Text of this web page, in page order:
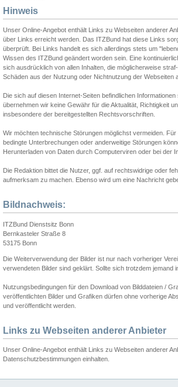
Hinweis
Unser Online-Angebot enthält Links zu Webseiten anderer
über Links erreicht werden. Das ITZBund hat diese Links
überprüft. Bei Links handelt es sich allerdings stets um
Wissen des ITZBund geändert worden sein. Eine
sich ausdrücklich von allen Inhalten, die möglicherweise
Schäden aus der Nutzung oder Nichtnutzung der Webseiten
Die sich auf diesen Internet-Seiten befindlichen
übernehmen wir keine Gewähr für die Aktualität, Richtigkeit
insbesondere der bereitgestellten Rechtsvorschriften.
Wir möchten technische Störungen möglichst vermeiden.
bedingte Unterbrechungen oder anderweitige Störungen
Herunterladen von Daten durch Computerviren oder bei der
Die Redaktion bittet die Nutzer, ggf. auf rechtswidrige oder
aufmerksam zu machen. Ebenso wird um eine Nachricht
Bildnachweis:
ITZBund Dienstsitz Bonn
Bernkasteler Straße 8
53175 Bonn
Die Weiterverwendung der Bilder ist nur nach vorheriger
verwendeten Bilder sind geklärt. Sollte sich trotzdem jemand
Nutzungsbedingungen für den Download von Bilddateien /
veröffentlichten Bilder und Grafiken dürfen ohne vorherige
und veröffentlicht werden.
Links zu Webseiten anderer Anbieter
Unser Online-Angebot enthält Links zu Webseiten anderer
Datenschutzbestimmungen einhalten.